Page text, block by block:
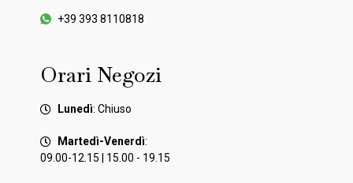
+39 393 8110818
Orari Negozi
Lunedì: Chiuso
Martedì-Venerdì:
09.00-12.15 | 15.00 - 19.15